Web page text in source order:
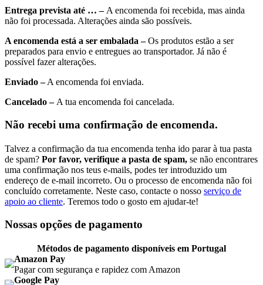
Entrega prevista até … – A encomenda foi recebida, mas ainda
não foi processada. Alterações ainda são possíveis.
A encomenda está a ser embalada –Os produtos estão a ser
preparados para envio e entregues ao transportador. Já não é
possível fazer alterações.
Enviado –A encomenda foi enviada.
Cancelado – A tua encomenda foi cancelada.
Não recebi uma confirmação de encomenda.
Talvez a confirmação da tua encomenda tenha ido parar à tua pasta
de spam? Por favor, verifique a pasta de spam, se não encontrares
uma confirmação nos teus e-mails, podes ter introduzido um
endereço de e-mail incorreto. Ou o processo de encomenda não foi
concluído corretamente. Neste caso, contacte o nosso serviço de
apoio ao cliente. Teremos todo o gosto em ajudar-te!
Nossas opções de pagamento
Métodos de pagamento disponíveis em Portugal
Amazon Pay
Pagar com segurança e rapidez com Amazon
Google Pay